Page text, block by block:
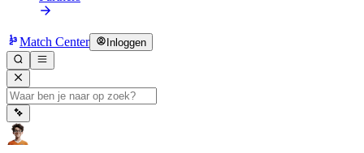
Match Center Inloggen